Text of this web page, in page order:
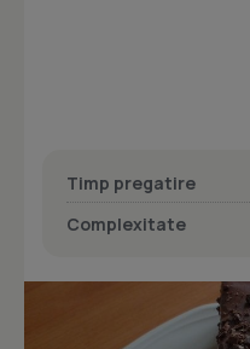
Timp pregatire
Complexitate